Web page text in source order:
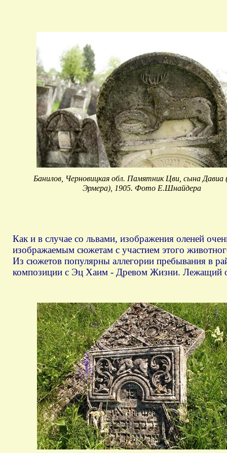
Как и в случае со львами, изображения оленей
изображаемым сюжетам с участием этого
Из сюжетов популярны аллегории пребывания в
композиции с Эц Хаим - Древом Жизни. Лежащий
Банилов, Черновицкая обл. Памятник Цви, сына Давиа
Эрмера), 1905. Фото Е.Шнайдера